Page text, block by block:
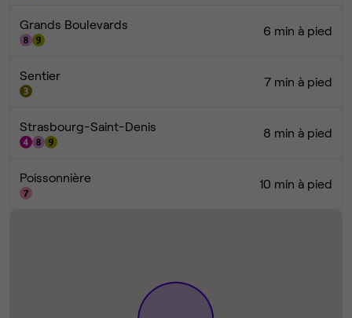
Grands Boulevards 6 min à pied
Sentier 7 min à pied
Strasbourg-Saint-Denis 8 min à pied
Poissonnière 10 min à pied